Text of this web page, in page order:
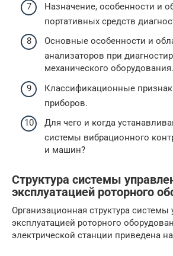
Назначение, особенности и
портативных средств
Основные особенности и
анализаторов при
механического оборудования.
Классификационные
приборов.
Для чего и когда
системы вибрационного
и машин?
Структура системы
эксплуатацией роторного
Организационная структура системы
эксплуатацией роторного
электрической станции приведена